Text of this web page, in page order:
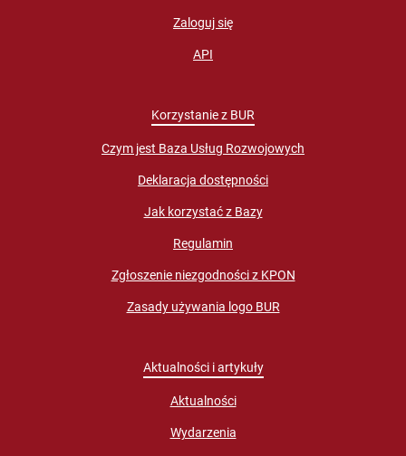
Zaloguj się
API
Korzystanie z BUR
Czym jest Baza Usług Rozwojowych
Deklaracja dostępności
Jak korzystać z Bazy
Regulamin
Zgłoszenie niezgodności z KPON
Zasady używania logo BUR
Aktualności i artykuły
Aktualności
Wydarzenia